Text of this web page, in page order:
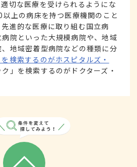
切な医療を受けられるようにな
以上の病床を持つ医療機関のこと
進的な医療に取り組む国立病
院といった大規模病院や、地域
地域密着型病院などの種類に分
を検索するのがホスピタルズ・
」を検索するのがドクターズ・